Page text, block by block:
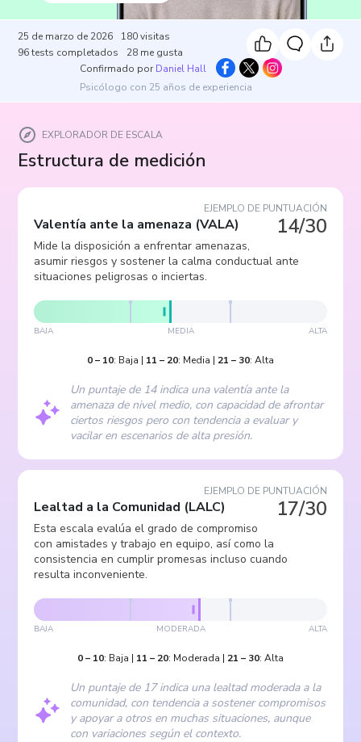
25 de marzo de 2026 180 visitas
96 tests completados 28 me gusta
Confirmado por Daniel Hall
Psicólogo con 25 años de experiencia
EXPLORADOR DE ESCALA
Estructura de medición
EJEMPLO DE PUNTUACIÓN
14/30
Valentía ante la amenaza (VALA)
Mide la disposición a enfrentar amenazas,
asumir riesgos y sostener la calma conductual ante
situaciones peligrosas o inciertas.
BAJA MEDIA ALTA
0– 10: Baja | 11 – 20: Media | 21 – 30: Alta
Un puntaje de 14 indica una valentía ante la
amenaza de nivel medio, con capacidad de afrontar
ciertos riesgos pero con tendencia a evaluar y
vacilar en escenarios de alta presión.
EJEMPLO DE PUNTUACIÓN
17/30
Lealtad a la Comunidad (LALC)
Esta escala evalúa el grado de compromiso
con amistades y trabajo en equipo, así como la
consistencia en cumplir promesas incluso cuando
resulta inconveniente.
BAJA MODERADA ALTA
0– 10: Baja | 11 – 20: Moderada | 21 – 30: Alta
Un puntaje de 17 indica una lealtad moderada a la
comunidad, con tendencia a sostener compromisos
y apoyar a otros en muchas situaciones, aunque
con variaciones según el contexto.